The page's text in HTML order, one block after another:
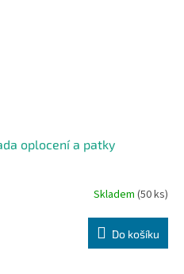
oplocení a patky
Skladem (50 ks)
Do košíku